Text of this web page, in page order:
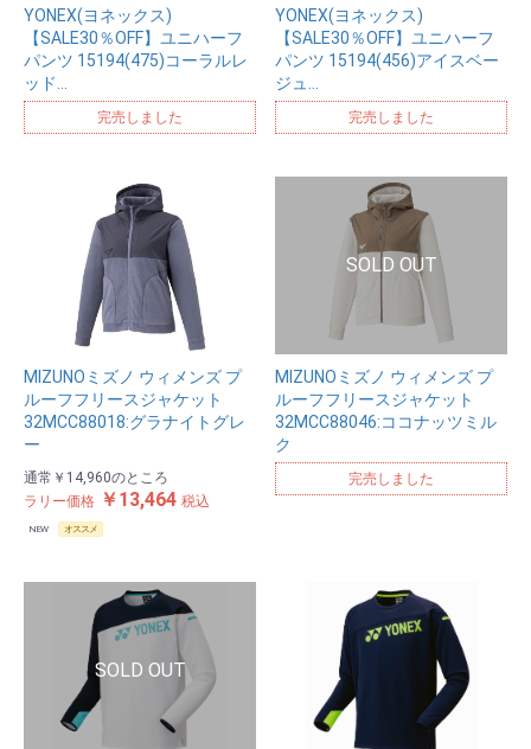
YONEX(ヨネックス)
【SALE30％OFF】ユニハーフ
パンツ 15194(475)コーラルレ
ッド…
完売しました
YONEX(ヨネックス)
【SALE30％OFF】ユニハーフ
パンツ 15194(456)アイスベー
ジュ…
完売しました
MIZUNOミズノ ウィメンズ プ
ルーフフリースジャケット
32MCC88018:グラナイトグレ
ー
通常 ￥14,960のところ
ラリー価格 ￥13,464 税込
NEW オススメ
MIZUNOミズノ ウィメンズ プ
ルーフフリースジャケット
32MCC88046:ココナッツミル
ク
完売しました